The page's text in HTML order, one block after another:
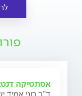
אסתטיקה
ד"ר רוני אמיד